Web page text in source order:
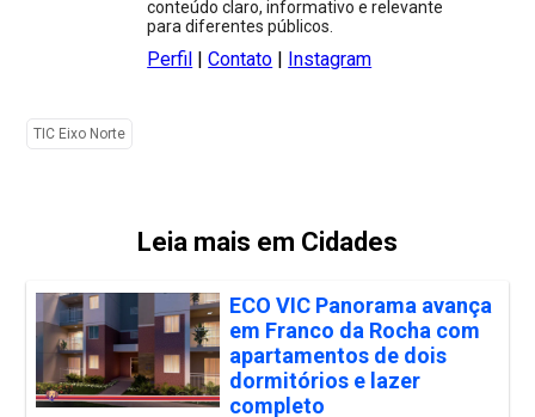
conteúdo claro, informativo e relevante
para diferentes públicos.
Perfil |Contato | Instagram
TIC Eixo Norte
Leia mais em Cidades
ECO VIC Panorama avança
em Franco da Rocha com
apartamentos de dois
dormitórios e lazer
completo